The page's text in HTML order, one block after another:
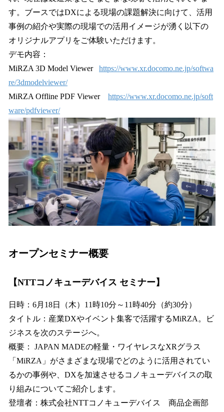
す。ブースではDXによる現場の課題解決に向けて、活用
事例の紹介や実際の現場での活用イメージが湧く以下の
オリジナルアプリをご体験いただけます。
デモ内容：
MiRZA 3D Model Viewer https://www.xr.docomo.ne.jp/softwa
re/3dmodelviewer/
MiRZA Offline PDF Viewer https://www.xr.docomo.ne.jp/soft
ware/pdfviewer/
オープンセミナー概要
【NTTコノキューデバイス セミナー】
日時：6月18日（木）11時10分～11時40分（約30分）
タイトル：産業DXやイベント集客で活躍するMiRZA。ビ
ジネスを次のステージへ。
概要： JAPAN MADEの軽量・ワイヤレスなXRグラス
「MiRZA」がさまざまな現場でどのように活用されてい
るかの事例や、DXを加速させるコノキューデバイスの取
り組みについてご紹介します。
登壇者：株式会社NTTコノキューデバイス 商品企画部